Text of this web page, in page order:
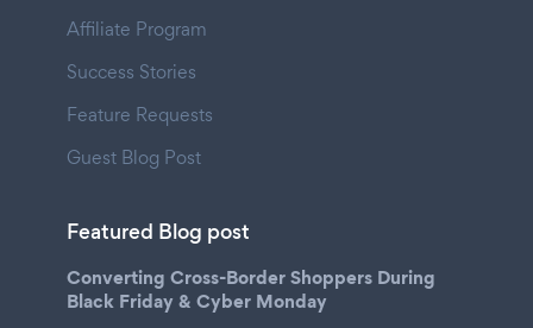
Affiliate Program
Success Stories
Feature Requests
Guest Blog Post
Featured Blog post
Converting Cross-Border Shoppers During
Black Friday & Cyber Monday